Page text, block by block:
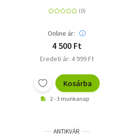
Online ár:
4 500 Ft
Eredeti ár: 4 999 Ft
Kosárba
2 - 3 munkanap
ANTIKVÁR